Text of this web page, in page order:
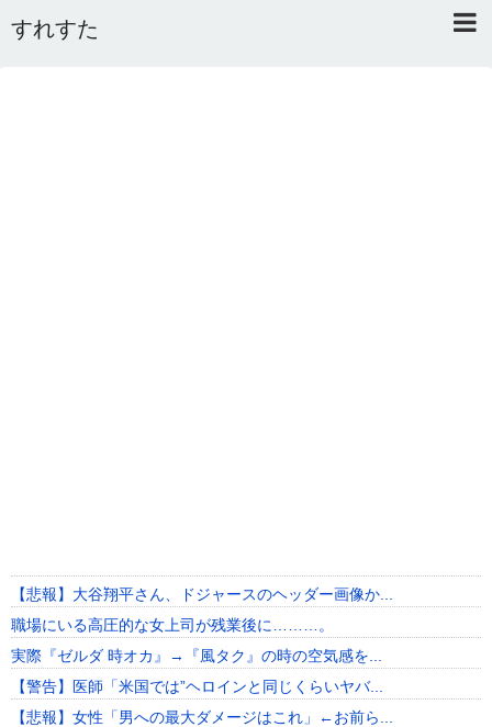
すれすた
【悲報】大谷翔平さん、ドジャースのヘッダー画像か...
職場にいる高圧的な女上司が残業後に………。
実際『ゼルダ 時オカ』→『風タク』の時の空気感を...
【警告】医師「米国では”ヘロインと同じくらいヤバ...
【悲報】女性「男への最大ダメージはこれ」←お前ら...